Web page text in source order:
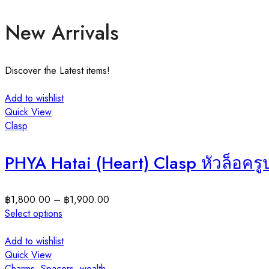
New Arrivals
Discover the Latest items!
Add to wishlist
Quick View
Clasp
PHYA Hatai (Heart) Clasp หัวล็อครู
฿1,800.00 – ฿1,900.00
Select options
Add to wishlist
Quick View